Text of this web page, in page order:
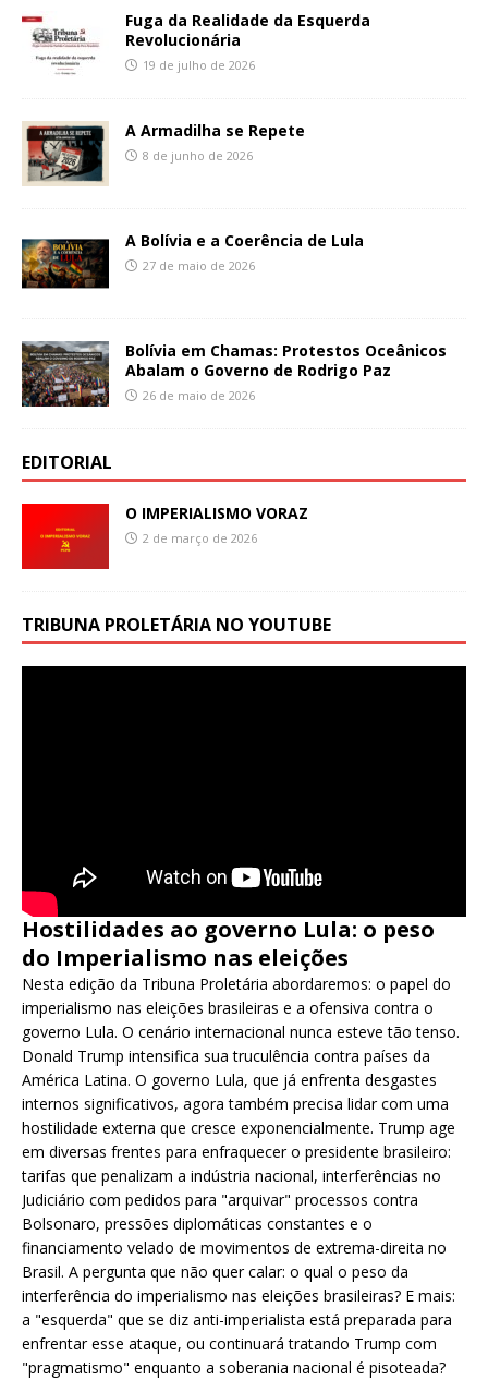
Fuga da Realidade da Esquerda
Revolucionária
19 de julho de 2026
A Armadilha se Repete
8 de junho de 2026
A Bolívia e a Coerência de Lula
27 de maio de 2026
Bolívia em Chamas: Protestos Oceânicos
Abalam o Governo de Rodrigo Paz
26 de maio de 2026
EDITORIAL
O IMPERIALISMO VORAZ
2 de março de 2026
TRIBUNA PROLETÁRIA NO YOUTUBE
Hostilidades ao governo Lula: o peso
do Imperialismo nas eleições
Nesta edição da Tribuna Proletária abordaremos: o papel do
imperialismo nas eleições brasileiras e a ofensiva contra o
governo Lula. O cenário internacional nunca esteve tão tenso.
Donald Trump intensifica sua truculência contra países da
América Latina. O governo Lula, que já enfrenta desgastes
internos significativos, agora também precisa lidar com uma
hostilidade externa que cresce exponencialmente. Trump age
em diversas frentes para enfraquecer o presidente brasileiro:
tarifas que penalizam a indústria nacional, interferências no
Judiciário com pedidos para "arquivar" processos contra
Bolsonaro, pressões diplomáticas constantes e o
financiamento velado de movimentos de extrema-direita no
Brasil. A pergunta que não quer calar: o qual o peso da
interferência do imperialismo nas eleições brasileiras? E mais:
a "esquerda" que se diz anti-imperialista está preparada para
enfrentar esse ataque, ou continuará tratando Trump com
"pragmatismo" enquanto a soberania nacional é pisoteada?